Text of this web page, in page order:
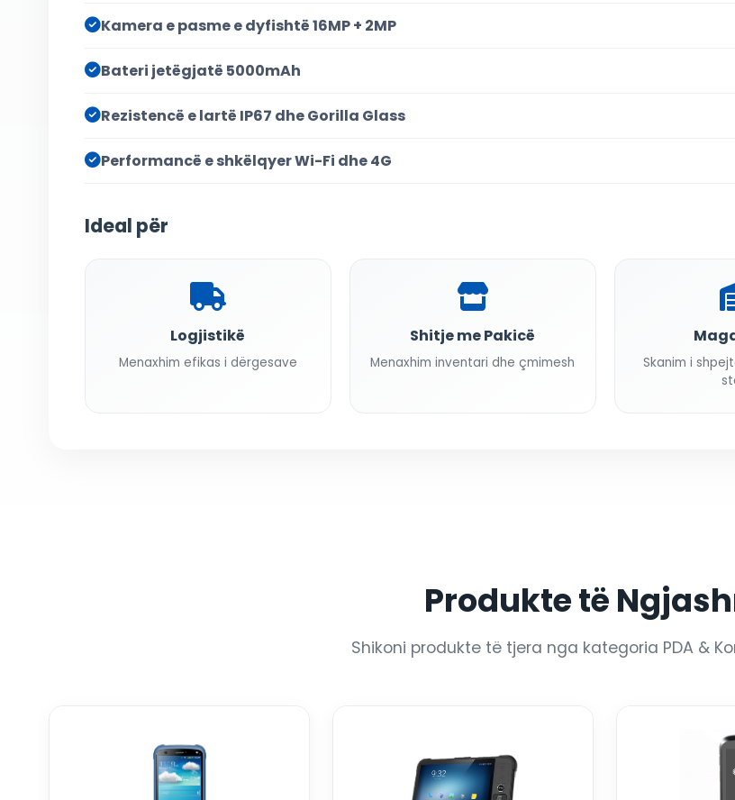
Kamera e pasme e dyfishtë 16MP + 2MP
Bateri jetëgjatë 5000mAh
Rezistencë e lartë IP67 dhe Gorilla Glass
Performancë e shkëlqyer Wi-Fi dhe 4G
Ideal për
Logjistikë
Menaxhim efikas i dërgesave
Shitje me Pakicë
Menaxhim inventari dhe çmimesh
Skanim i
Produkte të
Shikoni produkte të tjera nga kategoria PDA &